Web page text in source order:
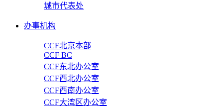
城市代表处
办事机构
CCF北京本部
CCF BC
CCF东北办公室
CCF西北办公室
CCF西南办公室
CCF大湾区办公室